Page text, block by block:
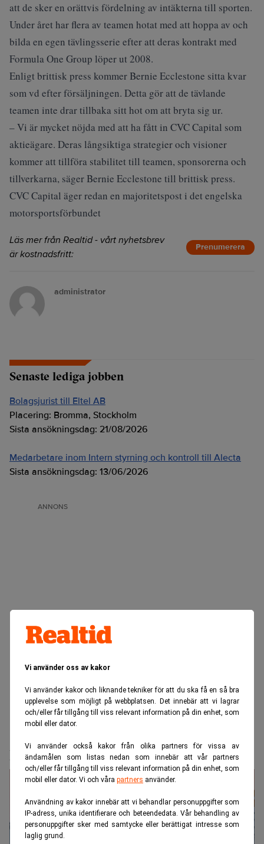
Vi använder oss av kakor
Vi använder kakor och liknande tekniker för att du ska få en så bra
upplevelse som möjligt på webbplatsen. Det innebär att vi lagrar
och/eller får tillgång till viss relevant information på din enhet, som
mobil eller dator.
Vi använder också kakor från olika partners för vissa av
ändamålen som listas nedan som innebär att vår partners
och/eller får tillgång till viss relevant information på din enhet, som
mobil eller dator. Vi och våra partners använder.
Användning av kakor innebär att vi behandlar personuppgifter som
IP-adress, unika identifierare och beteendedata. Vår behandling av
personuppgifter sker med samtycke eller berättigat intresse som
laglig grund.
att de sker en orättvis fördelning av intäkterna till sporten.
Under året har flera av teamen hotat med att hoppa av och
bilda en egen tävlingsserie efter att deras kontrakt med
Formula One Group löper ut 2008.
Enligt brittisk press kommer Bernie Ecclestone sitta kvar
som vd efter försäljningen. Detta gör att de tävlande
teamen inte drar tillbaka sitt hot om att bryta sig ur.
– Vi är mycket nöjda med att ha fått in CVC Capital som
aktieägare. Deras långsiktiga strategier och visioner
kommer att tillföra stabilitet till teamen, sponsorerna och
tillverkarna, säger Bernie Ecclestone till brittisk press.
CVC Capital äger redan en majoritetspost i det engelska
motorsportsförbundet
Läs mer från Realtid - vårt nyhetsbrev
är kostnadsfritt:
Prenumerera
administrator
Senaste lediga jobben
Bolagsjurist till Eltel AB
Placering: Bromma, Stockholm
Sista ansökningsdag: 21/08/2026
Medarbetare inom Intern styrning och kontroll till Alecta
Sista ansökningsdag: 13/06/2026
ANNONS
Nytt EU-rekord i rysk gasimport